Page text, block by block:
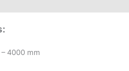
4000 mm